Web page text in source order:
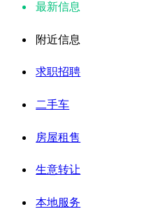
最新信息
附近信息
求职招聘
二手车
房屋租售
生意转让
本地服务